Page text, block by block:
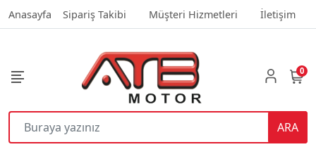
Anasayfa Sipariş Takibi Müşteri Hizmetleri İletişim
ARA
0